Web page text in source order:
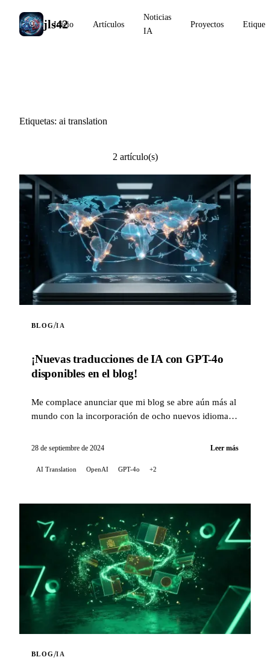
jls42
Inicio Artículos
Noticias
IA
Proyectos
Etiquetas: ai translation
2 artículo(s)
BLOG/IA
¡Nuevas traducciones de IA con GPT-4o
disponibles en el blog!
Me complace anunciar que mi blog se abre aún más al
mundo con la incorporación de ocho nuevos idiomas
28 de septiembre de 2024 Leer más
AI Translation OpenAI GPT-4o +2
BLOG/IA